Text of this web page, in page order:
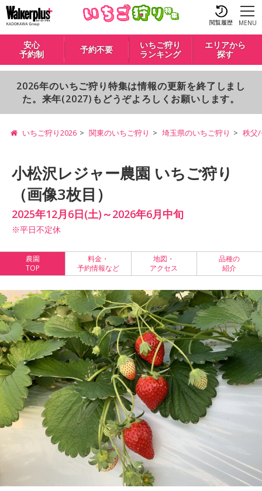
閲覧履歴 MENU
安心
予約制
予約不要
いちご狩り
ランキング
エリアから
探す
2026年のいちご狩り特集は情報の更新を終了しまし
た。来年(2027)もどうぞよろしくお願いします。
いちご狩り2026 関東のいちご狩り 埼玉県のいちご狩り 秩父
小松沢レジャー農園 いちご狩り
（画像3枚目）
2025年12月6日(土)～2026年6月中旬
※平日不定休
農園
TOP
料金・
予約情報など
地図・
アクセス
品種の
紹介